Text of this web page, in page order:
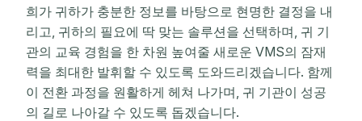
희가 귀하가 충분한 정보를 바탕으로 현명한 결정을 내
리고, 귀하의 필요에 딱 맞는 솔루션을 선택하며, 귀 기
관의 교육 경험을 한 차원 높여줄 새로운 VMS의 잠재
력을 최대한 발휘할 수 있도록 도와드리겠습니다. 함께
이 전환 과정을 원활하게 헤쳐 나가며, 귀 기관이 성공
의 길로 나아갈 수 있도록 돕겠습니다.